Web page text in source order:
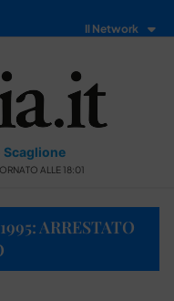
Il Network
Scaglione
ALLE 18:01
ARRESTATO